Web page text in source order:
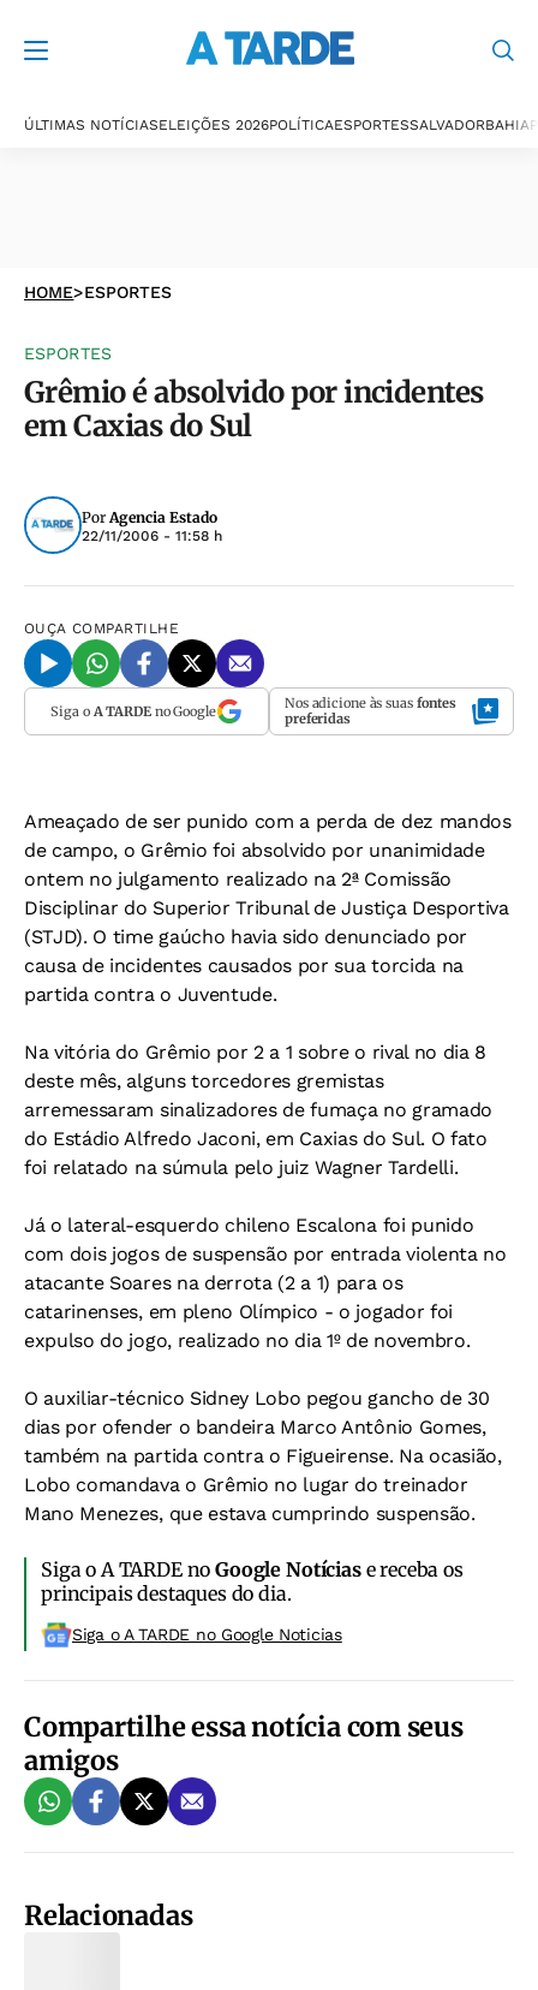
ÚLTIMAS NOTÍCIASELEIÇÕES 2026POLÍTICAESPORTESSALVADORBAHIA
HOME>ESPORTES
ESPORTES
Grêmio é absolvido por incidentes
em Caxias do Sul
PorAgencia Estado
22/11/2006 - 11:58 h
OUÇA COMPARTILHE
Siga o A TARDEno Google Nos adicione às suas fontes
preferidas
Ameaçado de ser punido com a perda de dez mandos
de campo, o Grêmio foi absolvido por unanimidade
ontem no julgamento realizado na 2ª Comissão
Disciplinar do Superior Tribunal de Justiça Desportiva
(STJD). O time gaúcho havia sido denunciado por
causa de incidentes causados por sua torcida na
partida contra o Juventude.
Na vitória do Grêmio por 2 a 1 sobre o rival no dia 8
deste mês, alguns torcedores gremistas
arremessaram sinalizadores de fumaça no gramado
do Estádio Alfredo Jaconi, em Caxias do Sul. O fato
foi relatado na súmula pelo juiz Wagner Tardelli.
Já o lateral-esquerdo chileno Escalona foi punido
com dois jogos de suspensão por entrada violenta no
atacante Soares na derrota (2 a 1) para os
catarinenses, em pleno Olímpico - o jogador foi
expulso do jogo, realizado no dia 1º de novembro.
O auxiliar-técnico Sidney Lobo pegou gancho de 30
dias por ofender o bandeira Marco Antônio Gomes,
também na partida contra o Figueirense. Na ocasião,
Lobo comandava o Grêmio no lugar do treinador
Mano Menezes, que estava cumprindo suspensão.
Siga o A TARDE noGoogle Notíciase receba os
principais destaques do dia.
Siga o A TARDE no Google Noticias
Compartilhe essa notícia com seus
amigos
Relacionadas